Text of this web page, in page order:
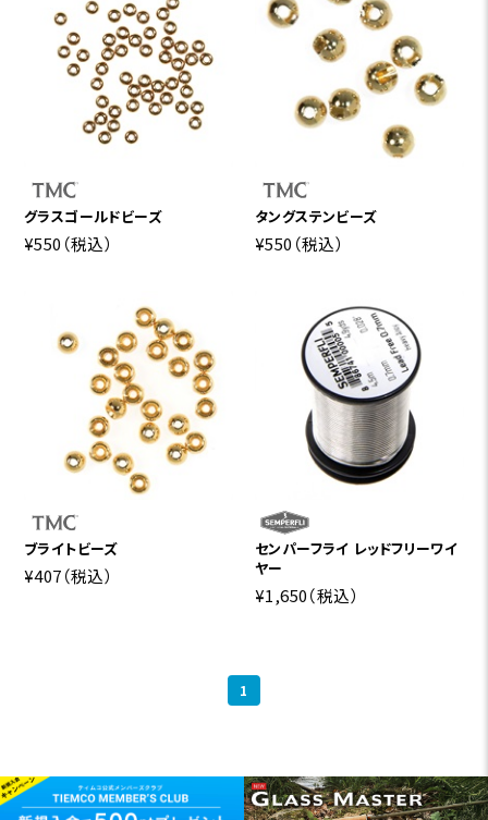
グラスゴールドビーズ
¥550 （税込）
タングステンビーズ
¥550 （税込）
ブライトビーズ
¥407（税込）
センパーフライ レッドフリーワイ
ヤー
¥1,650（税込）
1